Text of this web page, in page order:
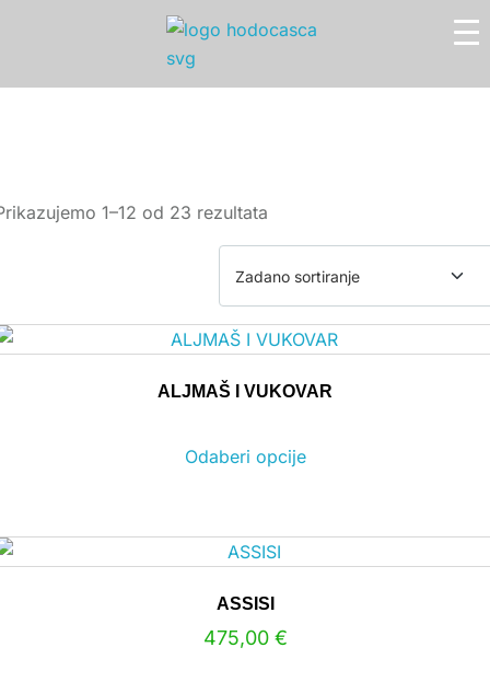
1–12 od 23 rezultata
ALJMAŠ I VUKOVAR
Odaberi opcije
ASSISI
475,00 €